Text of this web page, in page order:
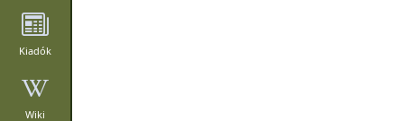
Kiadók
Wiki